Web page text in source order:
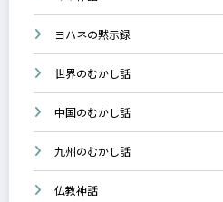
ヨハネの黙示録
世界のむかし話
中国のむかし話
九州のむかし話
仏教神話